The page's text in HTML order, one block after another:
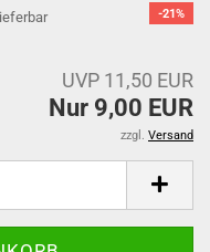
-21%
UVP 11,50 EUR
Nur 9,00 EUR
zzgl. Versand